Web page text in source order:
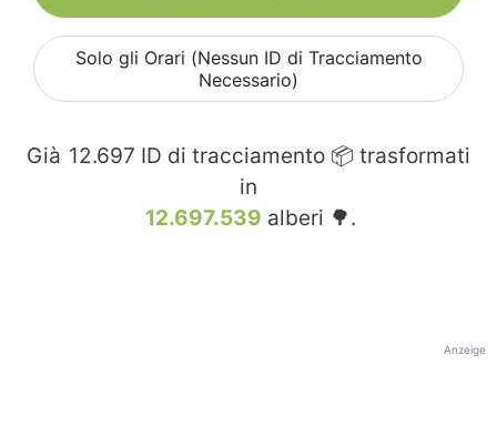
Solo gli Orari (Nessun ID di Tracciamento
Necessario)
Già 12.697 ID di tracciamento 📦 trasformati
in
12.697.539 alberi 🌳.
Anzeige